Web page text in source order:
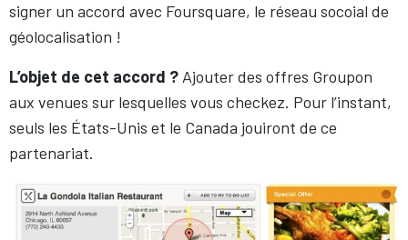
signer un accord avec Foursquare, le réseau socoial de
géolocalisation !
L’objet de cet accord ? Ajouter des offres Groupon
aux venues sur lesquelles vous checkez. Pour l’instant,
seuls les États-Unis et le Canada jouiront de ce
partenariat.